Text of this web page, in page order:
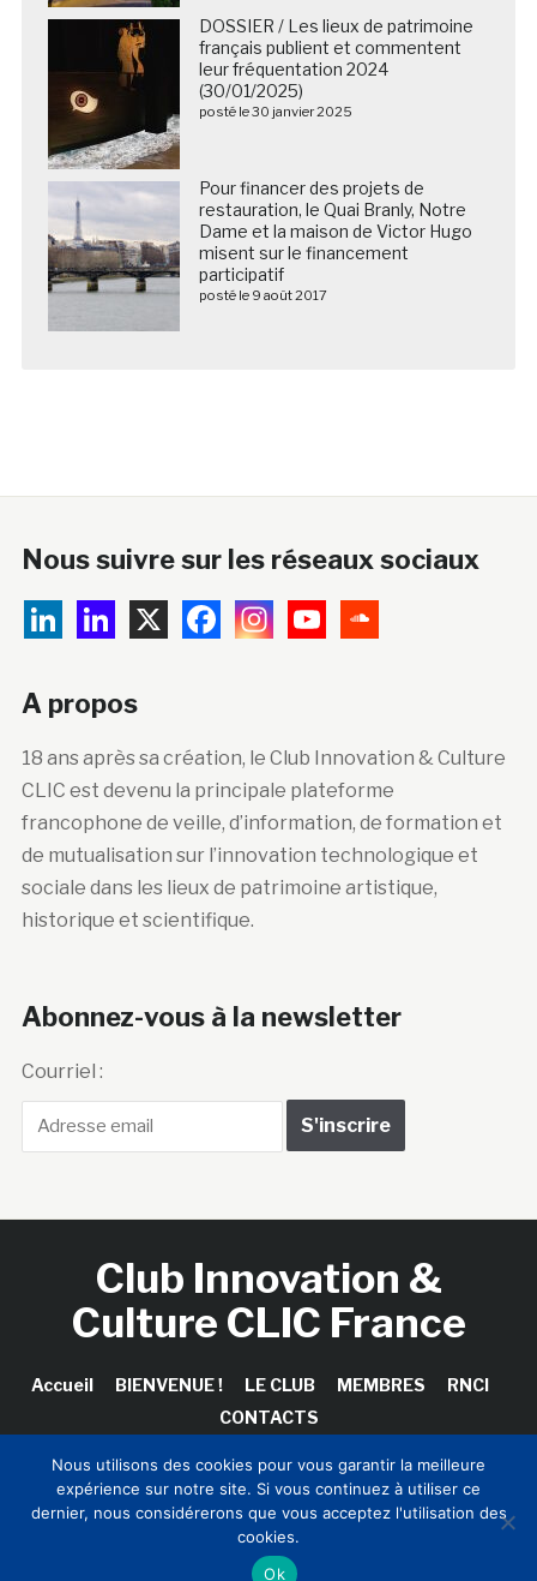
DOSSIER / Les lieux de patrimoine
français publient et commentent
leur fréquentation 2024
(30/01/2025)
posté le 30 janvier 2025
Pour financer des projets de
restauration, le Quai Branly, Notre
Dame et la maison de Victor Hugo
misent sur le financement
participatif
posté le 9 août 2017
Nous suivre sur les réseaux sociaux
A propos
18 ans après sa création, le Club Innovation & Culture
CLIC est devenu la principale plateforme
francophone de veille, d’information, de formation et
de mutualisation sur l’innovation technologique et
sociale dans les lieux de patrimoine artistique,
historique et scientifique.
Abonnez-vous à la newsletter
Courriel :
Club Innovation &
Culture CLIC France
Accueil BIENVENUE ! LE CLUB MEMBRES
RNCI
CONTACTS
Copyright © 2026 Club Innovation & Culture CLIC France /
Sinapses Conseils
Nous utilisons des cookies pour vous garantir la meilleure
expérience sur notre site. Si vous continuez à utiliser ce
dernier, nous considérerons que vous acceptez l'utilisation des
cookies.
Ok